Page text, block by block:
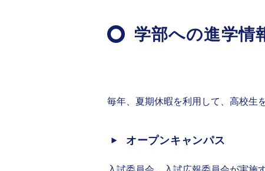
学部への進学情
毎年、夏期休暇を利用して、高校生
オープンキャンパス